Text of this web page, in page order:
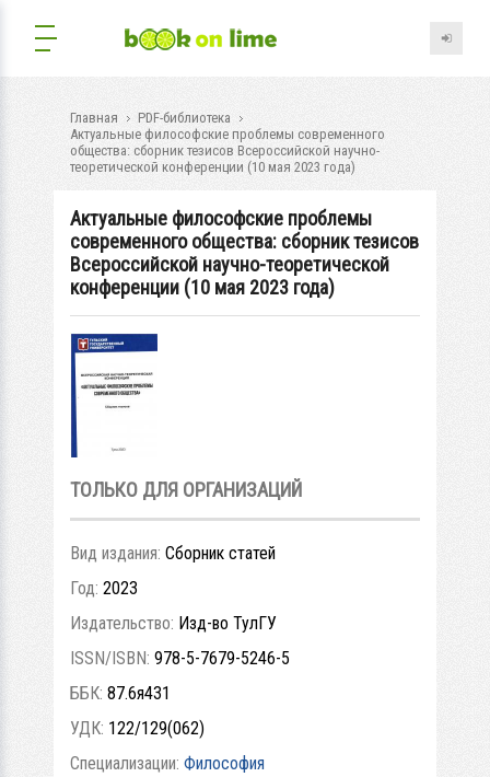
Главная
PDF-библиотека
Актуальные философские проблемы современного
общества: сборник тезисов Всероссийской научно-
теоретической конференции (10 мая 2023 года)
Актуальные философские проблемы
современного общества: сборник тезисов
Всероссийской научно-теоретической
конференции (10 мая 2023 года)
ТОЛЬКО ДЛЯ ОРГАНИЗАЦИЙ
Вид издания: Сборник статей
Год: 2023
Издательство: Изд-во ТулГУ
ISSN/ISBN: 978-5-7679-5246-5
ББК: 87.6я431
УДК: 122/129(062)
Специализации: Философия